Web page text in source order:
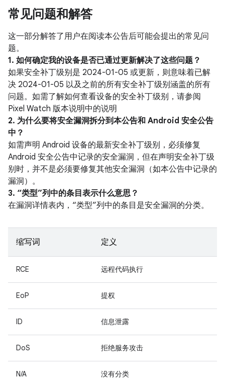
常见问题和解答
这一部分解答了用户在阅读本公告后可能会提出的常见问
题。
1. 如何确定我的设备是否已通过更新解决了这些问题？
如果安全补丁级别是 2024-01-05 或更新，则意味着已解
决 2024-01-05 以及之前的所有安全补丁级别涵盖的所有
问题。如需了解如何查看设备的安全补丁级别，请参阅
Pixel Watch 版本说明中的说明
2. 为什么要将安全漏洞拆分到本公告和 Android 安全公告
中？
如需声明 Android 设备的最新安全补丁级别，必须修复
Android 安全公告中记录的安全漏洞，但在声明安全补丁级
别时，并不是必须要修复其他安全漏洞（如本公告中记录的
漏洞）。
3. “类型”列中的条目表示什么意思？
在漏洞详情表内，“类型”列中的条目是安全漏洞的分类。
缩写词 定义
RCE 远程代码执行
EoP 提权
ID 信息泄露
DoS 拒绝服务攻击
N/A 没有分类